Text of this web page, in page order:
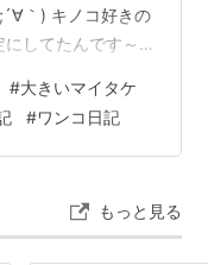
｀) キノコ好きの
してたんです～
ーーーっ！
ットボトル 翌7月
ヒージョ」を使っ
ーを足して、美
#大きいマイタケ
#ワンコ日記
もっと見る